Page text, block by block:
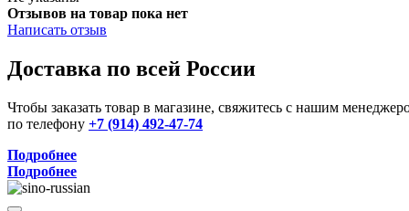
Отзывов на товар пока нет
Написать отзыв
Доставка по всей России
Чтобы заказать товар в магазине, свяжитесь с нашим
по телефону +7 (914) 492-47-74
Подробнее
Подробнее